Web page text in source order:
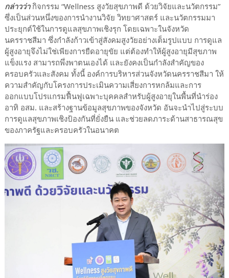
กล่าวว่ากิจกรรม “Wellness สูงวัยสุขภาพดี ด้วยวิจัยและนวัตกรรม”
ซึ่งเป็นส่วนหนึ่งของการนำงานวิจัย วิทยาศาสตร์ และนวัตกรรมมา
ประยุกต์ใช้ในการดูแลสุขภาพเชิงรุก โดยเฉพาะในจังหวัด
นครราชสีมา ซึ่งกำลังก้าวเข้าสู่สังคมสูงวัยอย่างเต็มรูปแบบ การดูแล
ผู้สูงอายุจึงไม่ใช่เพียงการยืดอายุขัย แต่ต้องทำให้ผู้สูงอายุมีสุขภาพ
แข็งแรง สามารถพึ่งพาตนเองได้ และยังคงเป็นกำลังสำคัญของ
ครอบครัวและสังคม ทั้งนี้ องค์การบริหารส่วนจังหวัดนครราชสีมา ให้
ความสำคัญกับโครงการประเมินความเสี่ยงการหกล้มและการ
ออกแบบโปรแกรมฟื้นฟูเฉพาะบุคคลสำหรับผู้สูงอายุในพื้นที่นำร่อง
อาทิ อสม. และสร้างฐานข้อมูลสุขภาพของจังหวัด อันจะนำไปสู่ระบบ
การดูแลสุขภาพเชิงป้องกันที่ยั่งยืน และช่วยลดภาระด้านสาธารณสุข
ของภาครัฐและครอบครัวในอนาคต